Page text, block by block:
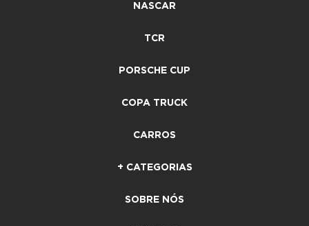
NASCAR
TCR
PORSCHE CUP
COPA TRUCK
CARROS
+ CATEGORIAS
SOBRE NÓS